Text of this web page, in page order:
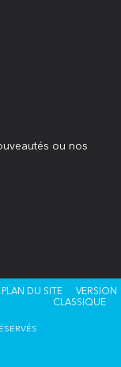
ou nos
PLAN DU SITE
VERSION
CLASSIQUE